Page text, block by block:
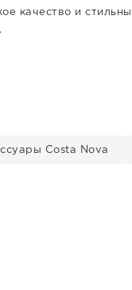
качество и
Costa Nova